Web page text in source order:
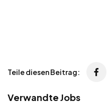
Teile diesen Beitrag:
Verwandte Jobs